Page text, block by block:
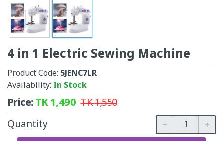
4 in 1 Electric Sewing Machine
Product Code: 5JENC7LR
Availability: In Stock
Price:TK1,490 TK1,550
Quantity